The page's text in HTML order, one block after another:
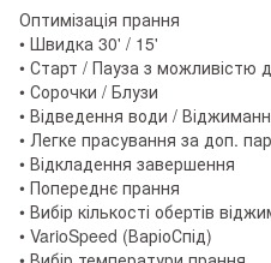
Оптимізація прання
• Швидка 30' / 15'
• Старт / Пауза з можливістю
• Сорочки / Блузи
• Відведення води /
• Легке прасування за доп.
• Відкладення завершення
• Попереднє прання
• Вибір кількості обертів
• VarioSpeed (ВаріоСпід)